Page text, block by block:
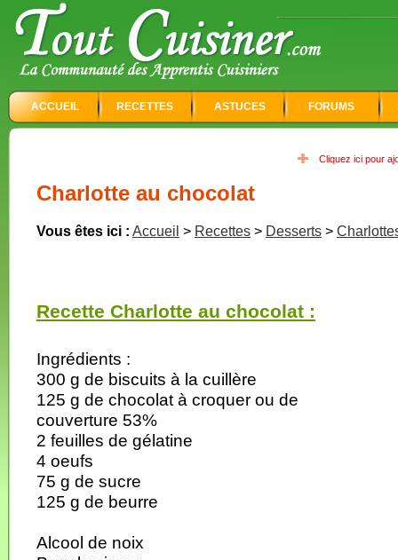
ACCUEIL RECETTES ASTUCES FORUMS
Cliquez ici pour
Charlotte au chocolat
Vous êtes ici : Accueil > Recettes > Desserts >
Recette Charlotte au chocolat :
Ingrédients :
300 g de biscuits à la cuillère
125 g de chocolat à croquer ou de
couverture 53%
2 feuilles de gélatine
4 oeufs
75 g de sucre
125 g de beurre
Alcool de noix